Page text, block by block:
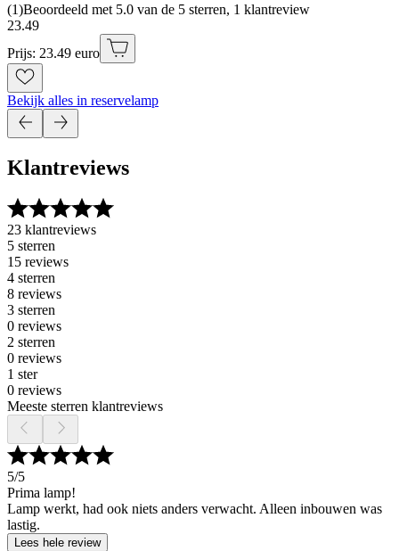
(1)Beoordeeld met 5.0 van de 5 sterren, 1 klantreview
23.49
Prijs: 23.49 euro
Bekijk alles in reservelamp
Klantreviews
23 klantreviews
5 sterren
15 reviews
4 sterren
8 reviews
3 sterren
0 reviews
2 sterren
0 reviews
1 ster
0 reviews
Meeste sterren klantreviews
5/5
Prima lamp!
Lamp werkt, had ook niets anders verwacht. Alleen inbouwen was
lastig.
Lees hele review